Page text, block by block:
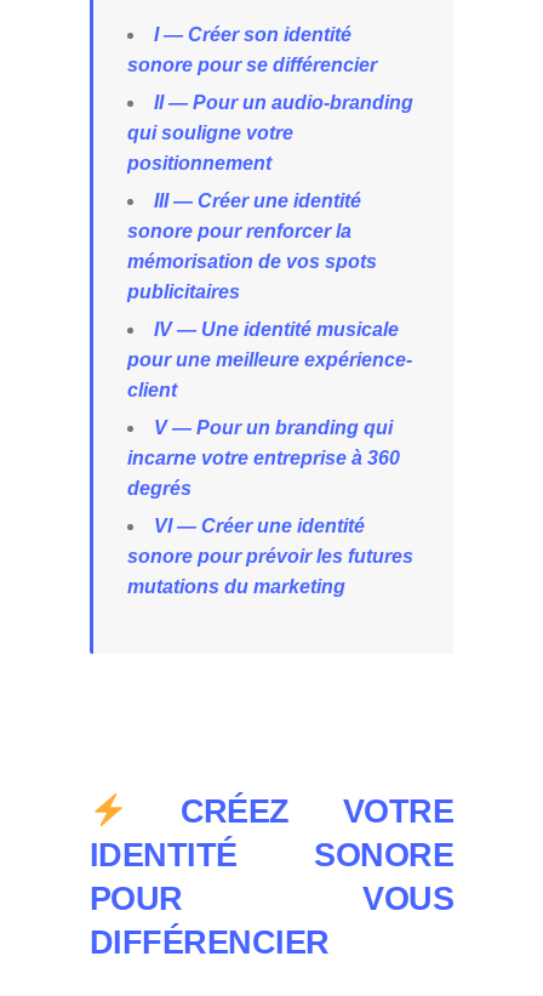
I — Créer son identité
sonore pour se différencier
II — Pour un audio-branding
qui souligne votre
positionnement
III — Créer une identité
sonore pour renforcer la
mémorisation de vos spots
publicitaires
IV — Une identité musicale
pour une meilleure expérience-
client
V — Pour un branding qui
incarne votre entreprise à 360
degrés
VI — Créer une identité
sonore pour prévoir les futures
mutations du marketing
CRÉEZ VOTRE
IDENTITÉ SONORE
POUR VOUS
DIFFÉRENCIER